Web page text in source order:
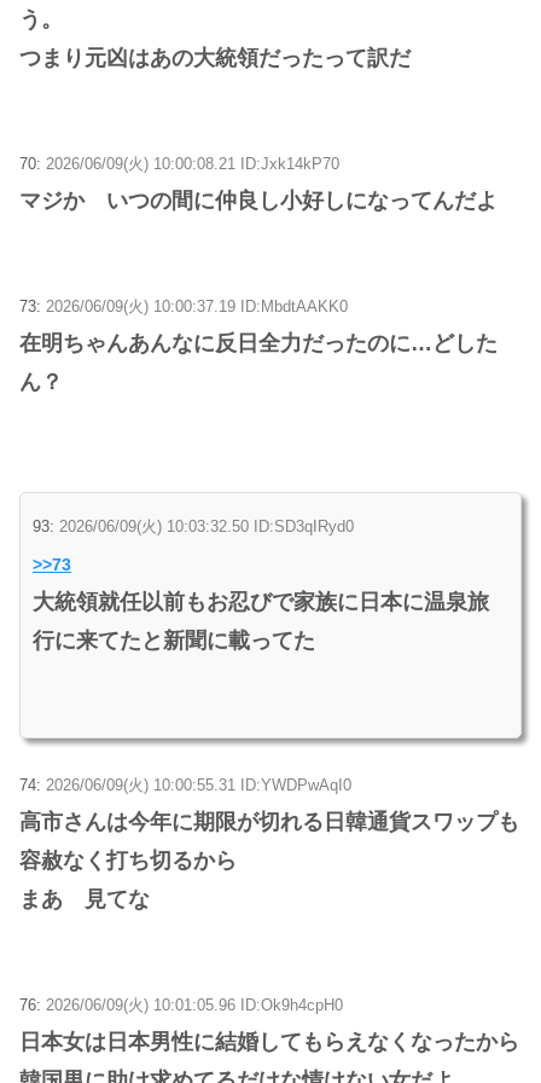
う。
つまり元凶はあの大統領だったって訳だ
70: 2026/06/09(火) 10:00:08.21 ID:Jxk14kP70
マジか いつの間に仲良し小好しになってんだよ
73: 2026/06/09(火) 10:00:37.19 ID:MbdtAAKK0
在明ちゃんあんなに反日全力だったのに…どした
ん？
93: 2026/06/09(火) 10:03:32.50 ID:SD3qIRyd0
>>73
大統領就任以前もお忍びで家族に日本に温泉旅
行に来てたと新聞に載ってた
74: 2026/06/09(火) 10:00:55.31 ID:YWDPwAqI0
高市さんは今年に期限が切れる日韓通貨スワップも
容赦なく打ち切るから
まあ 見てな
76: 2026/06/09(火) 10:01:05.96 ID:Ok9h4cpH0
日本女は日本男性に結婚してもらえなくなったから